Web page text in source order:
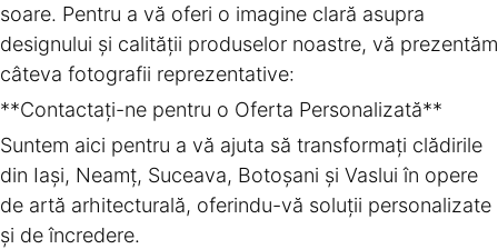
soare. Pentru a vă oferi o imagine clară asupra
designului și calității produselor noastre, vă prezentăm
câteva fotografii reprezentative:
**Contactați-ne pentru o Oferta Personalizată**
Suntem aici pentru a vă ajuta să transformați clădirile
din Iași, Neamț, Suceava, Botoșani și Vaslui în opere
de artă arhitecturală, oferindu-vă soluții personalizate
și de încredere.